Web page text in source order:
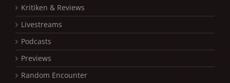
Kritiken & Reviews
Livestreams
Podcasts
Previews
Random Encounter